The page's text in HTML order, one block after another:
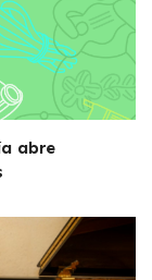
abre